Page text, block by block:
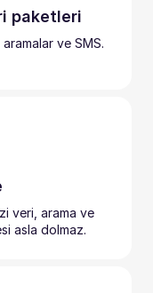
paketleri
ve SMS.
veri, arama ve
asla dolmaz.